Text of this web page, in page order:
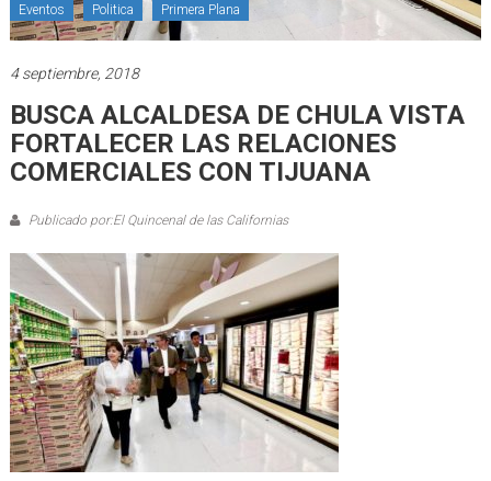
Eventos Politica Primera Plana
4 septiembre, 2018
BUSCA ALCALDESA DE CHULA VISTA
FORTALECER LAS RELACIONES
COMERCIALES CON TIJUANA
Publicado por:El Quincenal de las Californias